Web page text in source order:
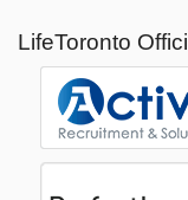
LifeToronto